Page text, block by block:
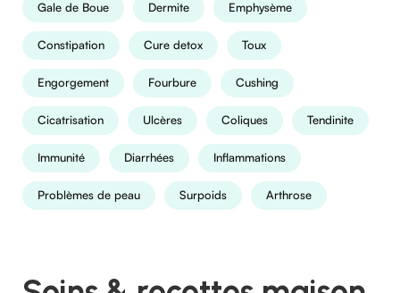
Gale de Boue Dermite Emphysème
Constipation Cure detox Toux
Engorgement Fourbure Cushing
Cicatrisation Ulcères Coliques Tendinite
Immunité Diarrhées Inflammations
Problèmes de peau Surpoids Arthrose